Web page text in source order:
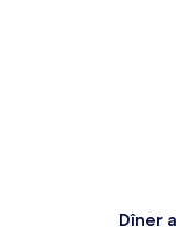
Dîner